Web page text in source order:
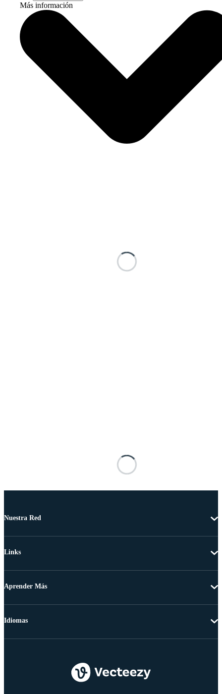
Más información
Nuestra Red
Links
Aprender Más
Idiomas